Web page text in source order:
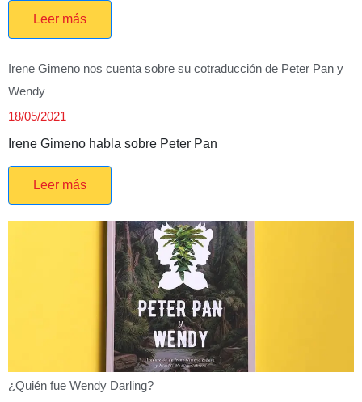
Leer más
Irene Gimeno nos cuenta sobre su cotraducción de Peter Pan y
Wendy
18/05/2021
Irene Gimeno habla sobre Peter Pan
Leer más
¿Quién fue Wendy Darling?